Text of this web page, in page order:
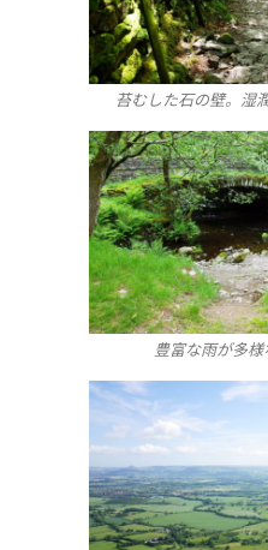
苔むした石の壁。湿
豊富な雨が多